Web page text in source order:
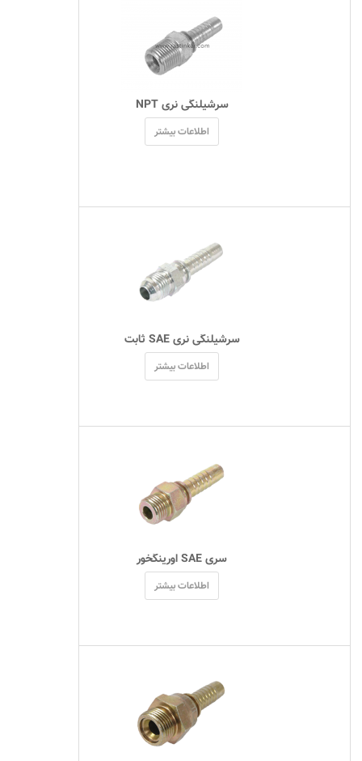
سرشیلنگی نری NPT
اطلاعات بیشتر
سرشیلنگی نری SAE ثابت
اطلاعات بیشتر
سری SAE اورینگخور
اطلاعات بیشتر